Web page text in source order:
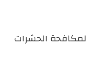
الحشرات